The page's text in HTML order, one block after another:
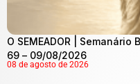
O SEMEADOR |
69 – 09/08/2026
08 de agosto de 2026